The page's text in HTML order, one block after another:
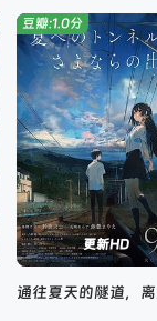
更新HD
豆瓣:1.0分